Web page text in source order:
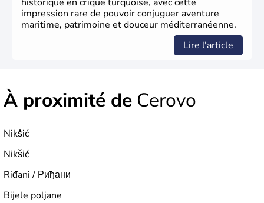
impression rare de pouvoir conjuguer aventure
maritime, patrimoine et douceur méditerranéenne.
Lire l'article
À proximité de Cerovo
Nikšić
Nikšić
Riđani / Риђани
Bijele poljane